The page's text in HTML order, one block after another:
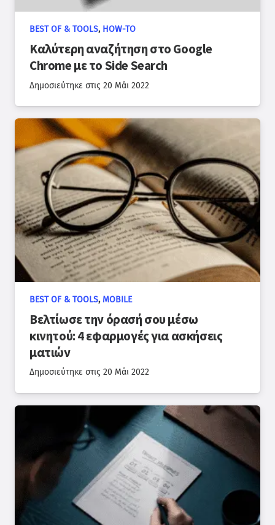
BEST OF & TOOLS, HOW-TO
Καλύτερη αναζήτηση στο Google
Chrome με το Side Search
Δημοσιεύτηκε στις 20 Μάι 2022
BEST OF & TOOLS, MOBILE
Βελτίωσε την όρασή σου μέσω
κινητού: 4 εφαρμογές για ασκήσεις
ματιών
Δημοσιεύτηκε στις 20 Μάι 2022